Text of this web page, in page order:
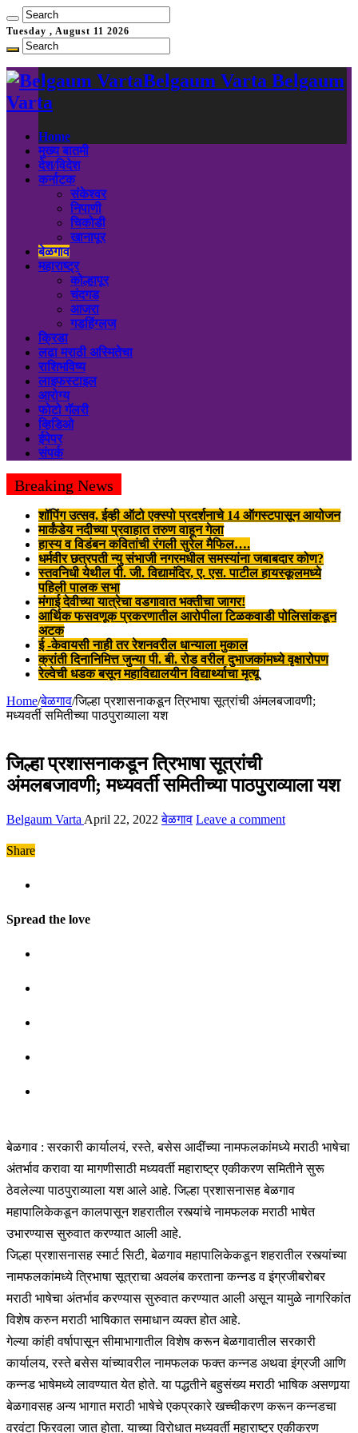
Tuesday , August 11 2026
Belgaum Varta Belgaum
Varta
Home
मुख्य बातमी
देश/विदेश
कर्नाटक
संकेश्वर
निपाणी
चिकोडी
खानापूर
बेळगाव
महाराष्ट्र
कोल्हापूर
चंदगड
आजरा
गडहिंग्लज
क्रिडा
लढा मराठी अस्मितेचा
राशिभविष्य
लाइफस्टाइल
आरोग्य
फोटो गॅलरी
व्हिडिओ
ईपेपर
संपर्क
Breaking News
शॉपिंग उत्सव, ईव्ही ऑटो एक्स्पो प्रदर्शनाचे 14 ऑगस्टपासून आयोजन
मार्कंडेय नदीच्या प्रवाहात तरुण वाहून गेला
हास्य व विडंबन कवितांची रंगली सुरेल मैफिल….
धर्मवीर छत्रपती न्यु संभाजी नगरमधील समस्यांना जबाबदार कोण?
स्तवनिधी येथील पी. जी. विद्यामंदिर, ए. एस. पाटील हायस्कूलमध्ये
पहिली पालक सभा
मंगाई देवीच्या यात्रेचा वडगावात भक्तीचा जागर!
आर्थिक फसवणूक प्रकरणातील आरोपीला टिळकवाडी पोलिसांकडून
अटक
ई -केवायसी नाही तर रेशनवरील धान्याला मुकाल
क्रांती दिनानिमित्त जुन्या पी. बी. रोड वरील दुभाजकांमध्ये वृक्षारोपण
रेल्वेची धडक बसून महाविद्यालयीन विद्यार्थ्याचा मृत्यू
Home/बेळगाव/जिल्हा प्रशासनाकडून त्रिभाषा सूत्रांची अंमलबजावणी;
मध्यवर्ती समितीच्या पाठपुराव्याला यश
जिल्हा प्रशासनाकडून त्रिभाषा सूत्रांची
अंमलबजावणी; मध्यवर्ती समितीच्या पाठपुराव्याला यश
Belgaum Varta April 22, 2022 बेळगाव Leave a comment
Share
Spread the love
बेळगाव : सरकारी कार्यालयं, रस्ते, बसेस आदींच्या नामफलकांमध्ये मराठी भाषेचा
अंतर्भाव करावा या मागणीसाठी मध्यवर्ती महाराष्ट्र एकीकरण समितीने सुरू
ठेवलेल्या पाठपुराव्याला यश आले आहे. जिल्हा प्रशासनासह बेळगाव
महापालिकेकडून कालपासून शहरातील रस्त्यांचे नामफलक मराठी भाषेत
उभारण्यास सुरुवात करण्यात आली आहे.
जिल्हा प्रशासनासह स्मार्ट सिटी, बेळगाव महापालिकेकडून शहरातील रस्त्यांच्या
नामफलकांमध्ये त्रिभाषा सूत्राचा अवलंब करताना कन्नड व इंग्रजीबरोबर
मराठी भाषेचा अंतर्भाव करण्यास सुरुवात करण्यात आली असून यामुळे नागरिकांत
विशेष करुन मराठी भाषिकात समाधान व्यक्त होत आहे.
गेल्या कांही वर्षापासून सीमाभागातील विशेष करून बेळगावातील सरकारी
कार्यालय, रस्ते बसेस यांच्यावरील नामफलक फक्त कन्नड अथवा इंग्रजी आणि
कन्नड भाषेमध्ये लावण्यात येत होते. या पद्धतीने बहुसंख्य मराठी भाषिक असणार्‍या
बेळगावसह अन्य भागात मराठी भाषेचे एकप्रकारे खच्चीकरण करून कन्नडचा
वरवंटा फिरवला जात होता. याच्या विरोधात मध्यवर्ती महाराष्ट्र एकीकरण